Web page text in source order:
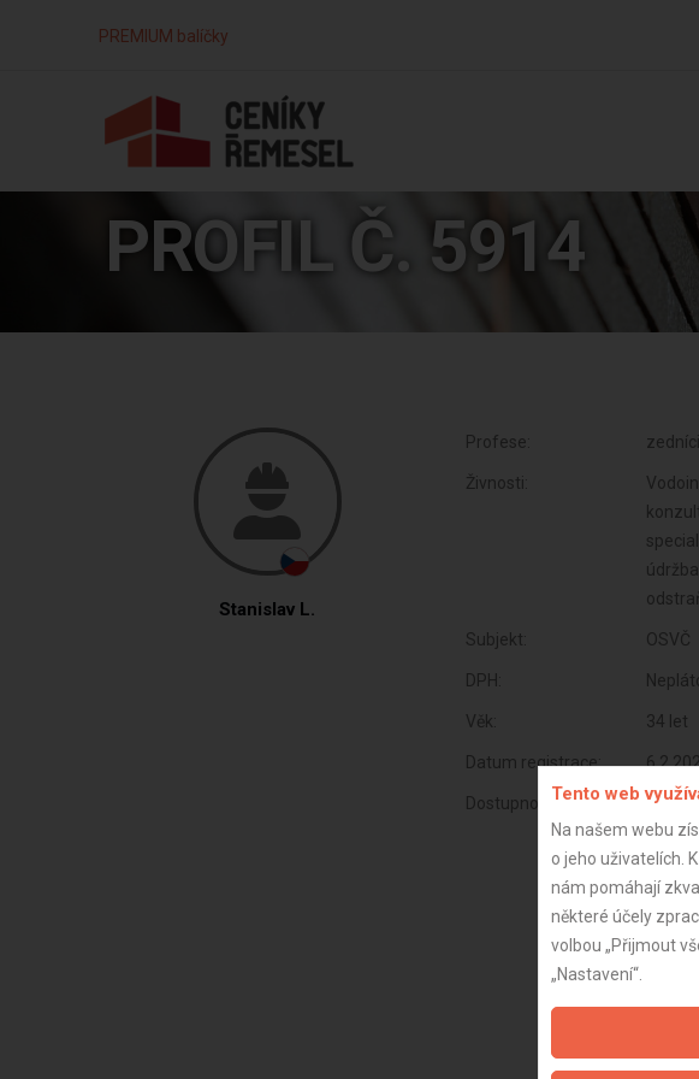
PREMIUM balíčky
PROFIL Č. 5914
Stanislav L.
Profese:
Živnosti:
Subjekt: OSVČ
DPH:
Věk: 34 let
Datum registrace:
Dostupnost:Tento web
Na našem webu
o jeho uživatelích.
nám pomáhají
některé účely
volbou „Přijmout
„Nastavení“.